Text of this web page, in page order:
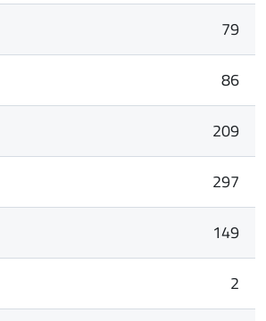
79
86
209
297
149
2